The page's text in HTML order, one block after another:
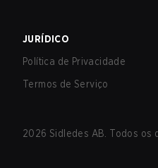
JURÍDICO
Política de Privacidade
Termos de Serviço
2026 Sidledes AB. Todos os